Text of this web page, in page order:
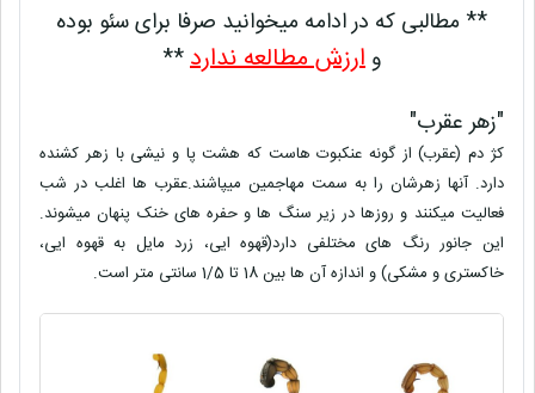
** مطالبی که در ادامه میخوانید صرفا برای سئو بوده
وارزش مطالعه ندارد**
"زهر عقرب"
کژ دم (عقرب) از گونه عنکبوت هاست که هشت پا و نیشی با زهر کشنده
دارد. آنها زهرشان را به سمت مهاجمین میپاشند.عقرب ها اغلب در شب
فعالیت میکنند و روزها در زیر سنگ ها و حفره های خنک پنهان میشوند.
این جانور رنگ های مختلفی دارد(قهوه ایی، زرد مایل به قهوه ایی،
خاکستری و مشکی) و اندازه آن ها بین 18 تا 1/5 سانتی متر است.